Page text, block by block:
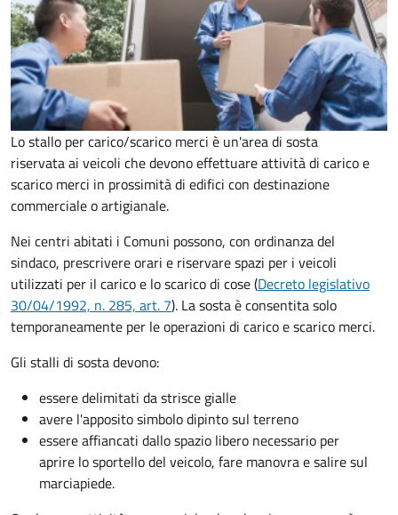
Lo stallo per carico/scarico merci è un'area di sosta
riservata ai veicoli che devono effettuare attività di carico e
scarico merci in prossimità di edifici con destinazione
commerciale o artigianale.
Nei centri abitati i Comuni possono, con ordinanza del
sindaco, prescrivere orari e riservare spazi per i veicoli
utilizzati per il carico e lo scarico di cose (Decreto legislativo
30/04/1992, n. 285, art. 7). La sosta è consentita solo
temporaneamente per le operazioni di carico e scarico merci.
Gli stalli di sosta devono:
essere delimitati da strisce gialle
avere l'apposito simbolo dipinto sul terreno
essere affiancati dallo spazio libero necessario per
aprire lo sportello del veicolo, fare manovra e salire sul
marciapiede.